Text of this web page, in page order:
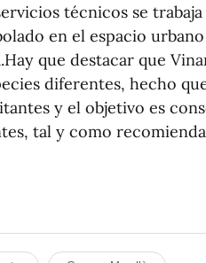
técnicos se
en el espacio
que destacar que
diferentes, hecho
y el objetivo es
tal y como